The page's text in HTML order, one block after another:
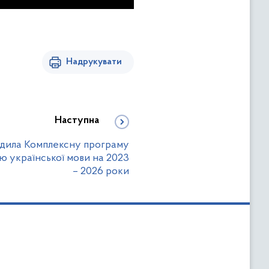
Надрукувати
Наступна
Комплексну програму
мови на 2023
– 2026 роки